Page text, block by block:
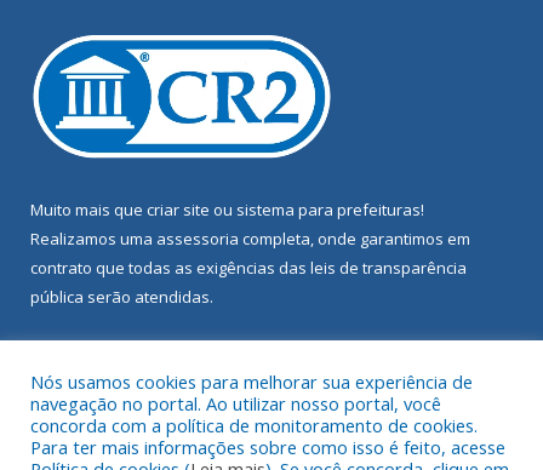
Muito mais que criar site ou sistema para prefeituras!
Realizamos uma assessoria completa, onde garantimos em
contrato que todas as exigências das leis de transparência
pública serão atendidas.
Nós usamos cookies para melhorar sua experiência de
navegação no portal. Ao utilizar nosso portal, você
concorda com a política de monitoramento de cookies.
Para ter mais informações sobre como isso é feito, acesse